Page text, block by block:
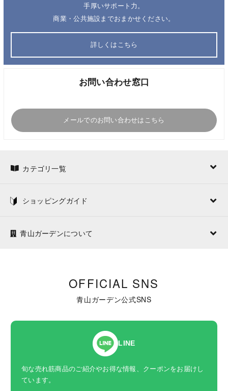
手厚いサポート力。
商業・公共施設までおまかせください。
詳しくはこちら
お問い合わせ窓口
メールでのお問い合わせはこちら
カテゴリ一覧
ショッピングガイド
青山ガーデンについて
OFFICIAL SNS
青山ガーデン公式SNS
LINE
旬な売れ筋商品のご紹介やお得な情報、クーポンをお届けし
ています。